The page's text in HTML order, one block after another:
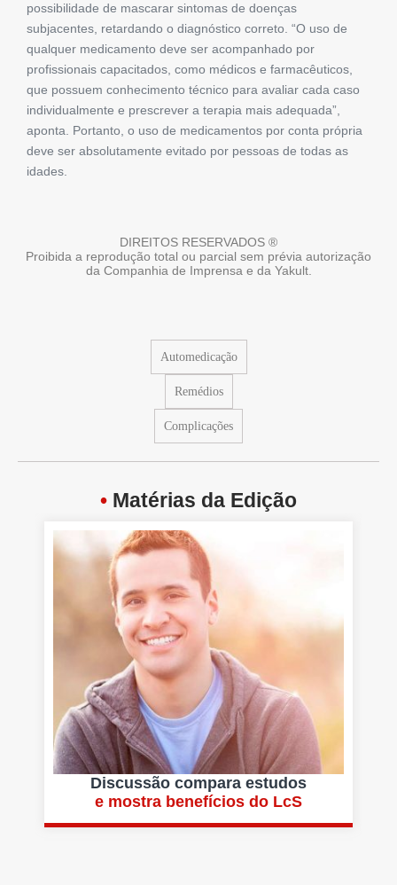
possibilidade de mascarar sintomas de doenças
subjacentes, retardando o diagnóstico correto. “O uso de
qualquer medicamento deve ser acompanhado por
profissionais capacitados, como médicos e farmacêuticos,
que possuem conhecimento técnico para avaliar cada caso
individualmente e prescrever a terapia mais adequada”,
aponta. Portanto, o uso de medicamentos por conta própria
deve ser absolutamente evitado por pessoas de todas as
idades.
DIREITOS RESERVADOS ®
Proibida a reprodução total ou parcial sem prévia autorização
da Companhia de Imprensa e da Yakult.
Automedicação
Remédios
Complicações
• Matérias da Edição
Discussão compara estudos
e mostra benefícios do LcS